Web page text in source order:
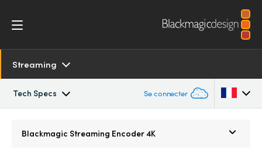
Streaming
Tech Specs Se connecter
Blackmagic Streaming Encoder 4K